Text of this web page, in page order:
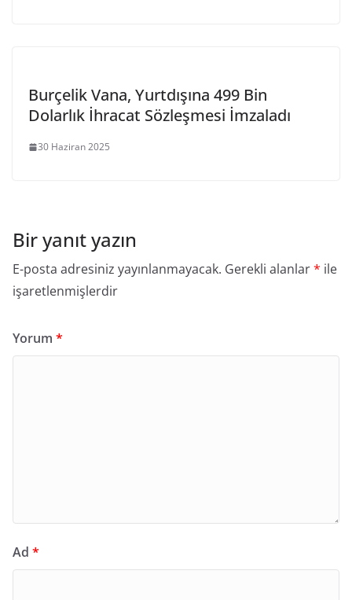
Burçelik Vana, Yurtdışına 499 Bin
Dolarlık İhracat Sözleşmesi İmzaladı
30 Haziran 2025
Bir yanıt yazın
E-posta adresiniz yayınlanmayacak. Gerekli alanlar* ile
işaretlenmişlerdir
Yorum *
Ad *